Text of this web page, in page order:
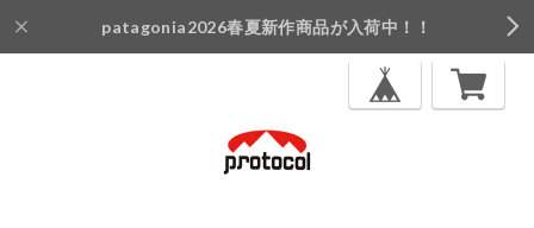
patagonia2026春夏新作商品が入荷中！！